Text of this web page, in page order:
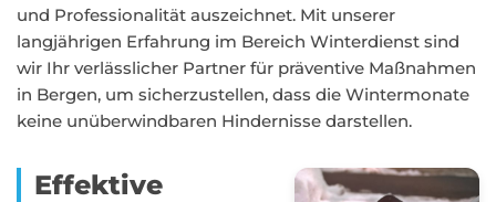
und Professionalität auszeichnet. Mit unserer
langjährigen Erfahrung im Bereich Winterdienst sind
wir Ihr verlässlicher Partner für präventive Maßnahmen
in Bergen, um sicherzustellen, dass die Wintermonate
keine unüberwindbaren Hindernisse darstellen.
Effektive